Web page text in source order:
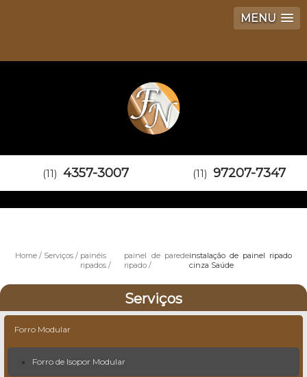
MENU
(11) 4357-3007 (11) 97207-7347
Home Serviços
painéis
ripados
painel de parede
ripado
instalação de painel ripado
cinza Saúde
Serviços
Forro Modular
Forro de Isopor Modular